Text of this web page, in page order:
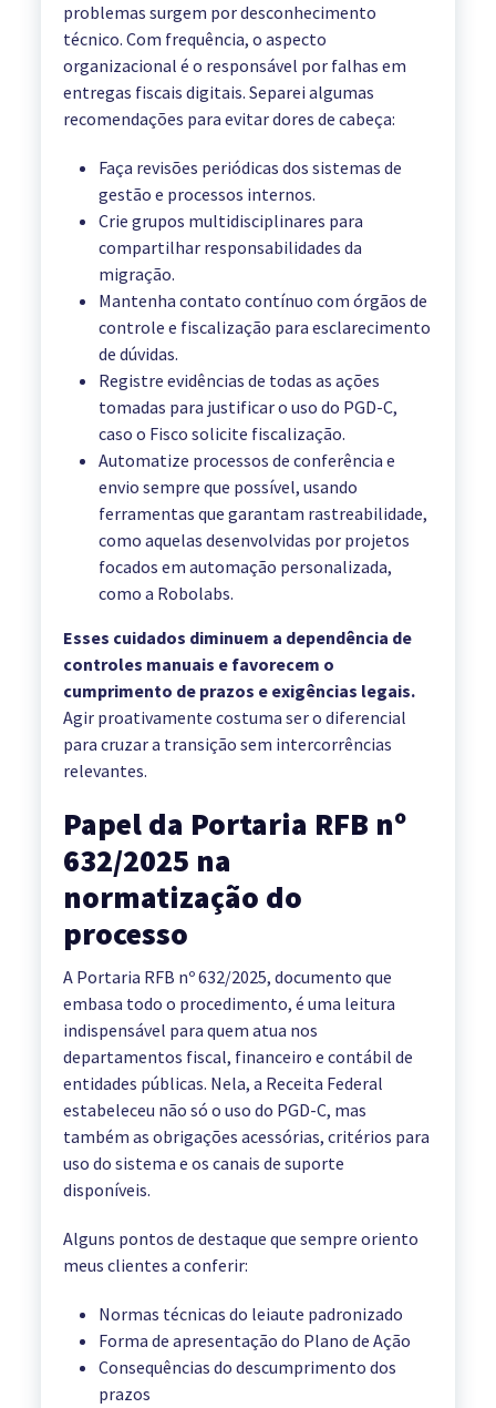
problemas surgem por desconhecimento
técnico. Com frequência, o aspecto
organizacional é o responsável por falhas em
entregas fiscais digitais. Separei algumas
recomendações para evitar dores de cabeça:
Faça revisões periódicas dos sistemas de
gestão e processos internos.
Crie grupos multidisciplinares para
compartilhar responsabilidades da
migração.
Mantenha contato contínuo com órgãos de
controle e fiscalização para esclarecimento
de dúvidas.
Registre evidências de todas as ações
tomadas para justificar o uso do PGD-C,
caso o Fisco solicite fiscalização.
Automatize processos de conferência e
envio sempre que possível, usando
ferramentas que garantam rastreabilidade,
como aquelas desenvolvidas por projetos
focados em automação personalizada,
como a Robolabs.
Esses cuidados diminuem a dependência de
controles manuais e favorecem o
cumprimento de prazos e exigências legais.
Agir proativamente costuma ser o diferencial
para cruzar a transição sem intercorrências
relevantes.
Papel da Portaria RFB nº
632/2025 na
normatização do
processo
A Portaria RFB nº 632/2025, documento que
embasa todo o procedimento, é uma leitura
indispensável para quem atua nos
departamentos fiscal, financeiro e contábil de
entidades públicas. Nela, a Receita Federal
estabeleceu não só o uso do PGD-C, mas
também as obrigações acessórias, critérios para
uso do sistema e os canais de suporte
disponíveis.
Alguns pontos de destaque que sempre oriento
meus clientes a conferir:
Normas técnicas do leiaute padronizado
Forma de apresentação do Plano de Ação
Consequências do descumprimento dos
prazos